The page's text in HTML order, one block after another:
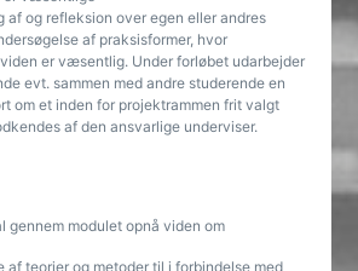
af og refleksion over egen eller andres
af praksisformer, hvor
er væsentlig. Under forløbet udarbejder
evt. sammen med andre studerende en
om et inden for projektrammen frit valgt
af den ansvarlige underviser.
gennem modulet opnå viden om
af teorier og metoder til i forbindelse med